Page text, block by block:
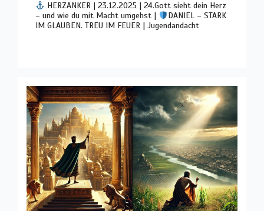
HERZANKER | 23.12.2025 | 24.Gott sieht dein Herz
– und wie du mit Macht umgehst |
DANIEL – STARK
IM GLAUBEN. TREU IM FEUER | Jugendandacht